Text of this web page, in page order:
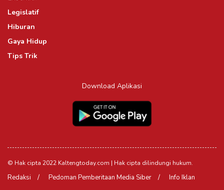
Legislatif
Hiburan
Gaya Hidup
Tips Trik
Download Aplikasi
© Hak cipta 2022 Kaltengtoday.com | Hak cipta dilindungi hukum.
Redaksi Pedoman Pemberitaan Media Siber Info Iklan